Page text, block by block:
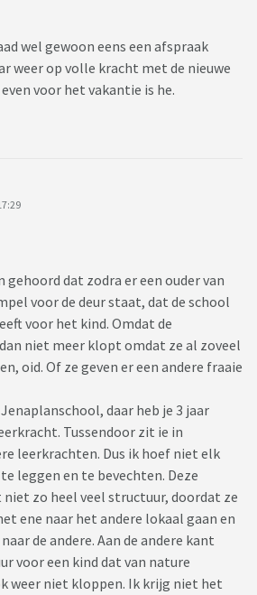
wel gewoon eens een afspraak
weer op volle kracht met de nieuwe
voor het vakantie is he.
gehoord dat zodra er een ouder van
voor de deur staat, dat de school
voor het kind. Omdat de
niet meer klopt omdat ze al zoveel
oid. Of ze geven er een andere fraaie
daar heb je 3 jaar
Tussendoor zit ie in
leerkrachten. Dus ik hoef niet elk
leggen en te bevechten. Deze
zo heel veel structuur, doordat ze
ene naar het andere lokaal gaan en
de andere. Aan de andere kant
voor een kind dat van nature
weer niet kloppen. Ik krijg niet het